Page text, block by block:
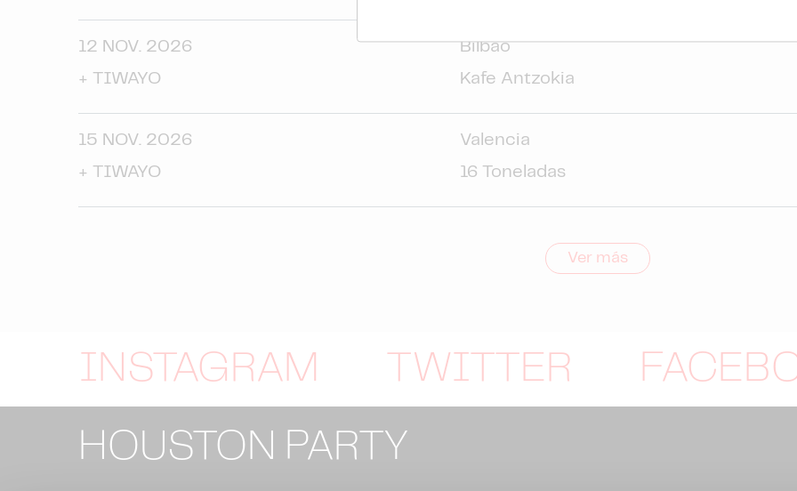
12 NOV. 2026
+ TIWAYO
Bilbao
Kafe Antzokia
15 NOV. 2026
+ TIWAYO
Valencia
16 Toneladas
Ver más
INSTAGRAM TWITTER
HOUSTON PARTY